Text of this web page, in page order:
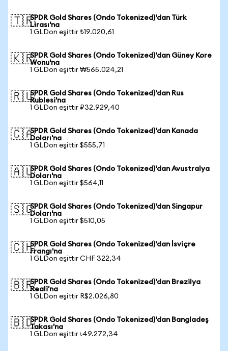
🇹🇷SPDR Gold Shares (Ondo Tokenized)'dan Türk
Lirası'na
1 GLDon eşittir ₺19.020,61
🇰🇷SPDR Gold Shares (Ondo Tokenized)'dan Güney Kore
Wonu'na
1 GLDon eşittir ₩565.024,21
🇷🇺SPDR Gold Shares (Ondo Tokenized)'dan Rus
Rublesi'na
1 GLDon eşittir ₽32.929,40
🇨🇦SPDR Gold Shares (Ondo Tokenized)'dan Kanada
Doları'na
1 GLDon eşittir $555,71
🇦🇺SPDR Gold Shares (Ondo Tokenized)'dan Avustralya
Doları'na
1 GLDon eşittir $564,11
🇸🇬SPDR Gold Shares (Ondo Tokenized)'dan Singapur
Doları'na
1 GLDon eşittir $510,05
🇨🇭SPDR Gold Shares (Ondo Tokenized)'dan İsviçre
Frangı'na
1 GLDon eşittir CHF 322,34
🇧🇷SPDR Gold Shares (Ondo Tokenized)'dan Brezilya
Reali'na
1 GLDon eşittir R$2.026,80
🇧🇩SPDR Gold Shares (Ondo Tokenized)'dan Bangladeş
Takası'na
1 GLDon eşittir ৳49.272,34